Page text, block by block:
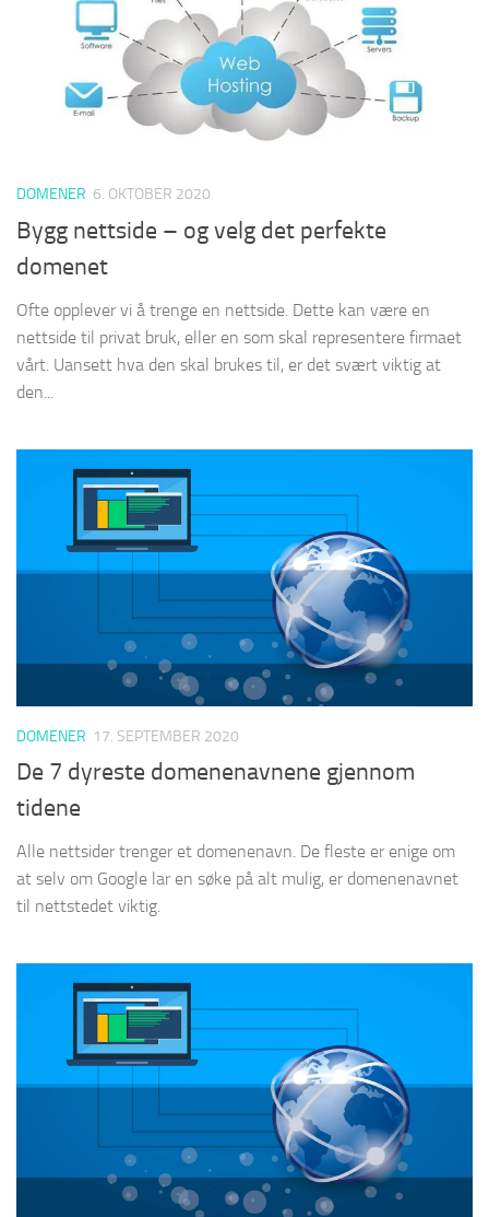
DOMENER 6. OKTOBER 2020
Bygg nettside – og velg det perfekte
domenet
Ofte opplever vi å trenge en nettside. Dette kan være en
nettside til privat bruk, eller en som skal representere firmaet
vårt. Uansett hva den skal brukes til, er det svært viktig at
den...
DOMENER 17. SEPTEMBER 2020
De 7 dyreste domenenavnene gjennom
tidene
Alle nettsider trenger et domenenavn. De fleste er enige om
at selv om Google lar en søke på alt mulig, er domenenavnet
til nettstedet viktig.